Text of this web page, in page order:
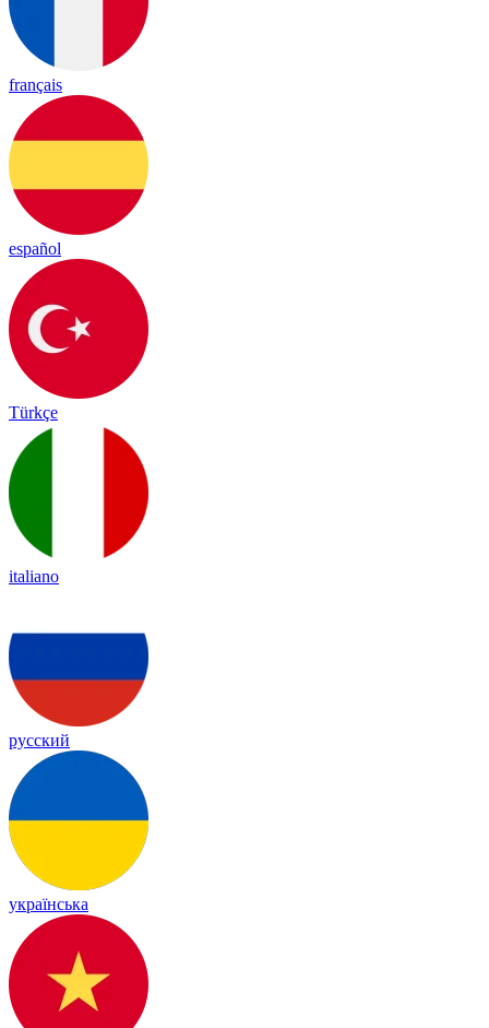
français
español
Türkçe
italiano
русский
українська